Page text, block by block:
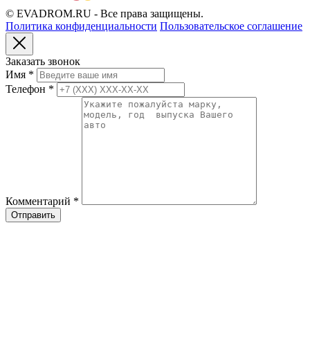
© EVADROM.RU - Все права защищены.
Политика конфиденциальности Пользовательское соглашение
Заказать звонок
Имя *
Телефон *
Комментарий *
Отправить